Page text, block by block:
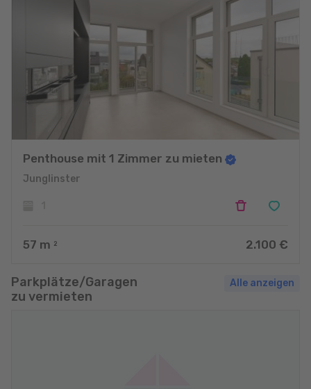
Penthouse mit 1 Zimmer zu mieten
Junglinster
57 m 2 2.100 €
Parkplätze/Garagen
zu vermieten
Alle anzeigen